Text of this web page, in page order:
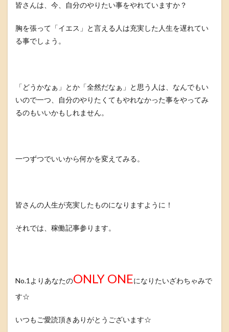
皆さんは、今、自分のやりたい事をやれていますか？
胸を張って「イエス」と言える人は充実した人生を遅れてい
る事でしょう。
「どうかなぁ」とか「全然だなぁ」と思う人は、なんでもい
いので一つ、自分のやりたくてもやれなかった事をやってみ
るのもいいかもしれません。
一つずつでいいから何かを変えてみる。
皆さんの人生が充実したものになりますように！
それでは、稼働記事参ります。
No.1よりあなたのONLY ONEになりたいざわちゃみで
す☆
いつもご愛読頂きありがとうございます☆